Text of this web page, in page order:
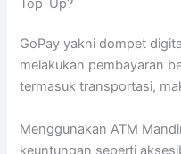
GoPay yakni dompet
melakukan pembayaran
termasuk transportasi,
Menggunakan ATM
keuntungan seperti